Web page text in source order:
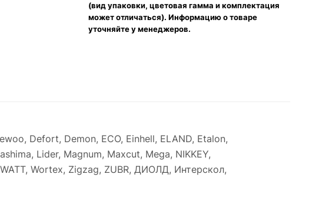
(вид упаковки, цветовая гамма и комплектация
может отличаться). Информацию о товаре
уточняйте у менеджеров.
Defort, Demon, ECO, Einhell, ELAND, Etalon,
Lider, Magnum, Maxcut, Mega, NIKKEY,
Wortex, Zigzag, ZUBR, ДИОЛД, Интерскол,